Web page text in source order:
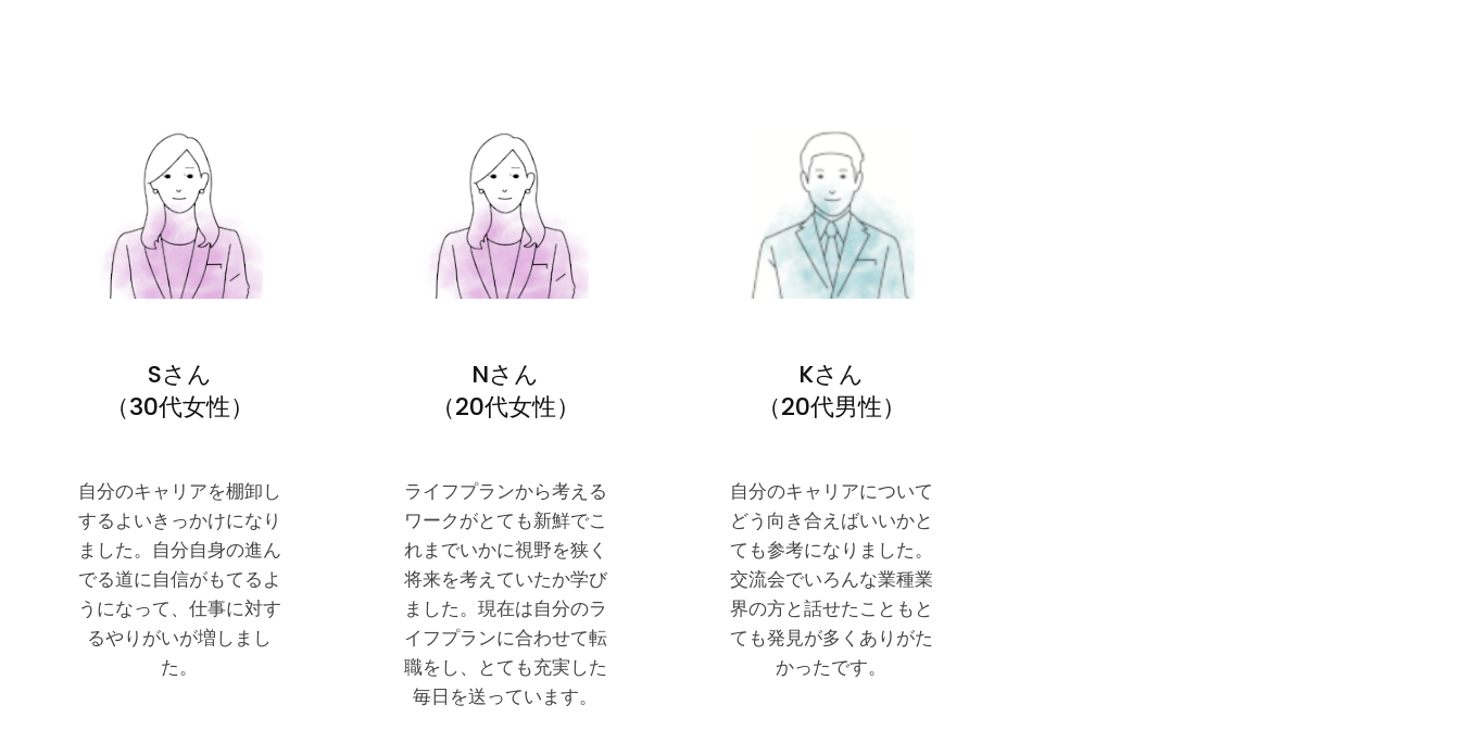
Sさん
（30代女性）
自分のキャリアを棚卸し
するよいきっかけになり
ました。自分自身の進ん
でる道に自信がもてるよ
うになって、仕事に対す
るやりがいが増しまし
た。
Nさん
（20代女性）
ライフプランから考える
ワークがとても新鮮でこ
れまでいかに視野を狭く
将来を考えていたか学び
ました。現在は自分のラ
イフプランに合わせて転
職をし、とても充実した
毎日を送っています。
Kさん
（20代男性）
自分のキャリアについて
どう向き合えばいいかと
ても参考になりました。
交流会でいろんな業種業
界の方と話せたこともと
ても発見が多くありがた
かったです。